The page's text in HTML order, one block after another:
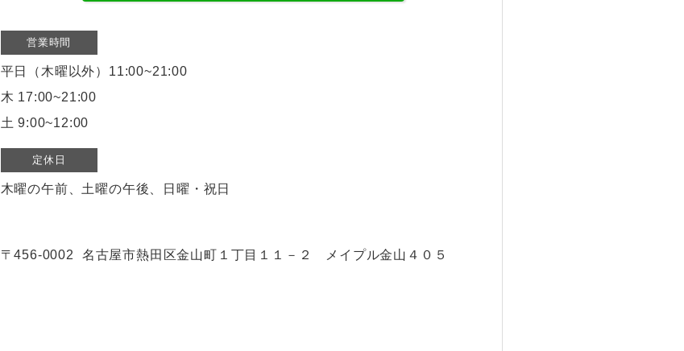
営業時間
平日（木曜以外）11:00~21:00
木 17:00~21:00
土 9:00~12:00
定休日
木曜の午前、土曜の午後、日曜・祝日
〒456-0002 名古屋市熱田区金山町１丁目１１－２ メイプル金山４０５